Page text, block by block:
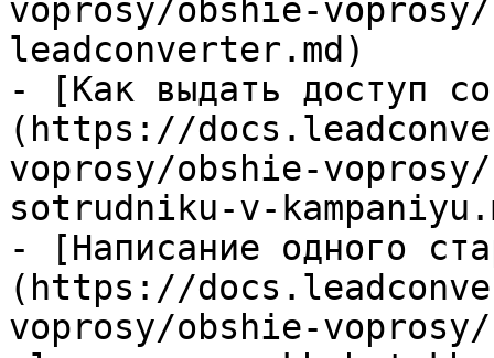
voprosy/obshie-
leadconverter.md)
- [Как выдать доступ
(https://
voprosy/obshie-
sotrudniku-v-
- [Написание одного
(https://
voprosy/obshie-